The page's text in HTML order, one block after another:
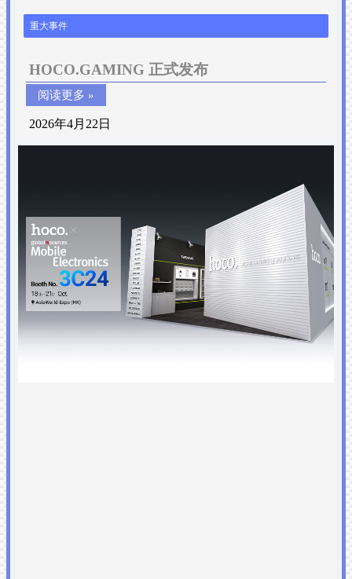
重大事件
HOCO.GAMING 正式发布
阅读更多 »
2026年4月22日